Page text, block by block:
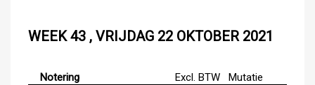
WEEK 43 , VRIJDAG 22 OKTOBER 2021
Notering Excl. BTW
Mutatie